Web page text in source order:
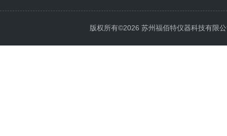
版权所有©2026 苏州福佰特仪器科技有限